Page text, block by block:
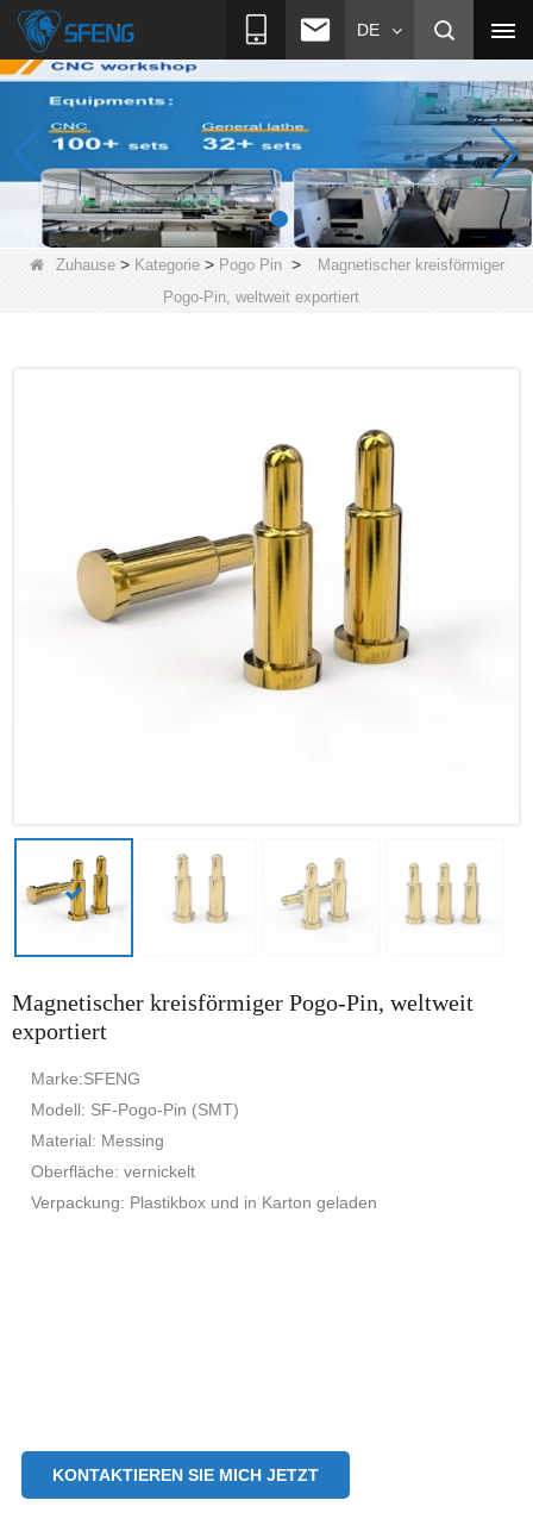
DE
Zuhause> Kategorie> Pogo Pin>
Magnetischer kreisförmiger
Pogo-Pin, weltweit exportiert
Magnetischer kreisförmiger Pogo-Pin, weltweit
exportiert
Marke:SFENG
Modell: SF-Pogo-Pin (SMT)
Material: Messing
Oberfläche: vernickelt
Verpackung: Plastikbox und in Karton geladen
KONTAKTIEREN SIE MICH JETZT